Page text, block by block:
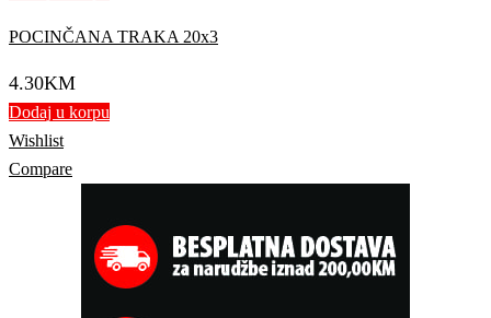
POCINČANA TRAKA 20x3
4.30KM
Dodaj u korpu
Wishlist
Compare